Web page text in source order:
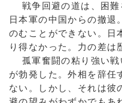
戦争回避の道は、困難
日本軍の中国からの撤退
のむことができない。日
り得なかった。力の差は
孤軍奮闘の粘り強い戦
が勃発した。外相を辞任
ない。しかし、それは彼